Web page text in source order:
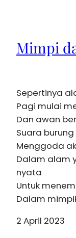
Mimpi
Sepertinya
Pagi mulai
Dan awan
Suara
Menggoda
Dalam alam
nyata
Untuk
Dalam
2 April 2023